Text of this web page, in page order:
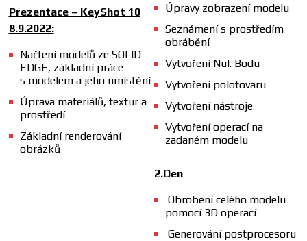
Prezentace – KeyShot 10
8.9.2022:
Načtení modelů ze SOLID
EDGE, základní práce
s modelem a jeho umístění
Úprava materiálů, textur a
prostředí
Základní renderování
obrázků
Úpravy zobrazení modelu
Seznámení s prostředím
obrábění
Vytvoření Nul. Bodu
Vytvoření polotovaru
Vytvoření nástroje
Vytvoření operací na
zadaném modelu
2.Den
Obrobení celého modelu
pomocí 3D operací
Generování postprocesoru